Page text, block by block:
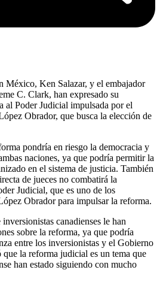
México, Ken Salazar, y el embajador
C. Clark, han expresado su
al Poder Judicial impulsada por el
Obrador, que busca la elección de
pondría en riesgo la democracia y
naciones, ya que podría permitir la
en el sistema de justicia. También
de jueces no combatirá la
Judicial, que es uno de los
Obrador para impulsar la reforma.
canadienses le han
sobre la reforma, ya que podría
entre los inversionistas y el Gobierno
la reforma judicial es un tema que
han estado siguiendo con mucho